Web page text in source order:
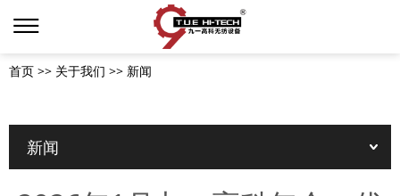
首页 >> 关于我们 >> 新闻
新闻